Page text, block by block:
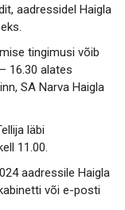
aadressidel Haigla
tingimusi võib
16.30 alates
SA Narva Haigla
läbi
11.00.
aadressile Haigla
või e-posti